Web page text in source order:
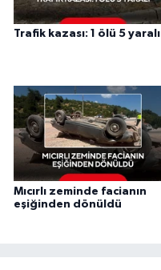
Trafik kazası: 1 ölü 5 yaralı
Mıcırlı zeminde facianın
eşiğinden dönüldü